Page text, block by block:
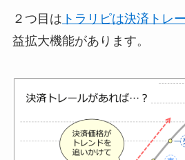
２つ目は トラリピは決済トレ
益拡大機能があります。